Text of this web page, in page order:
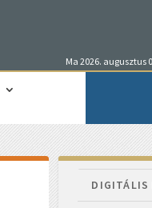
Ma 2026. augusztus
DIGITÁLIS